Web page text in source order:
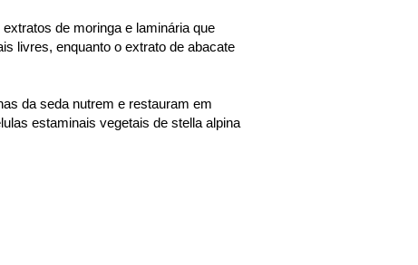
de moringa e laminária que
livres, enquanto o extrato de abacate
da seda nutrem e restauram em
estaminais vegetais de stella alpina